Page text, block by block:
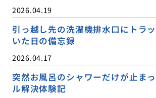
2026.04.19
引っ越し先の洗濯機排水口にトラ
いた日の備忘録
2026.04.17
突然お風呂のシャワーだけが止ま
ル解決体験記